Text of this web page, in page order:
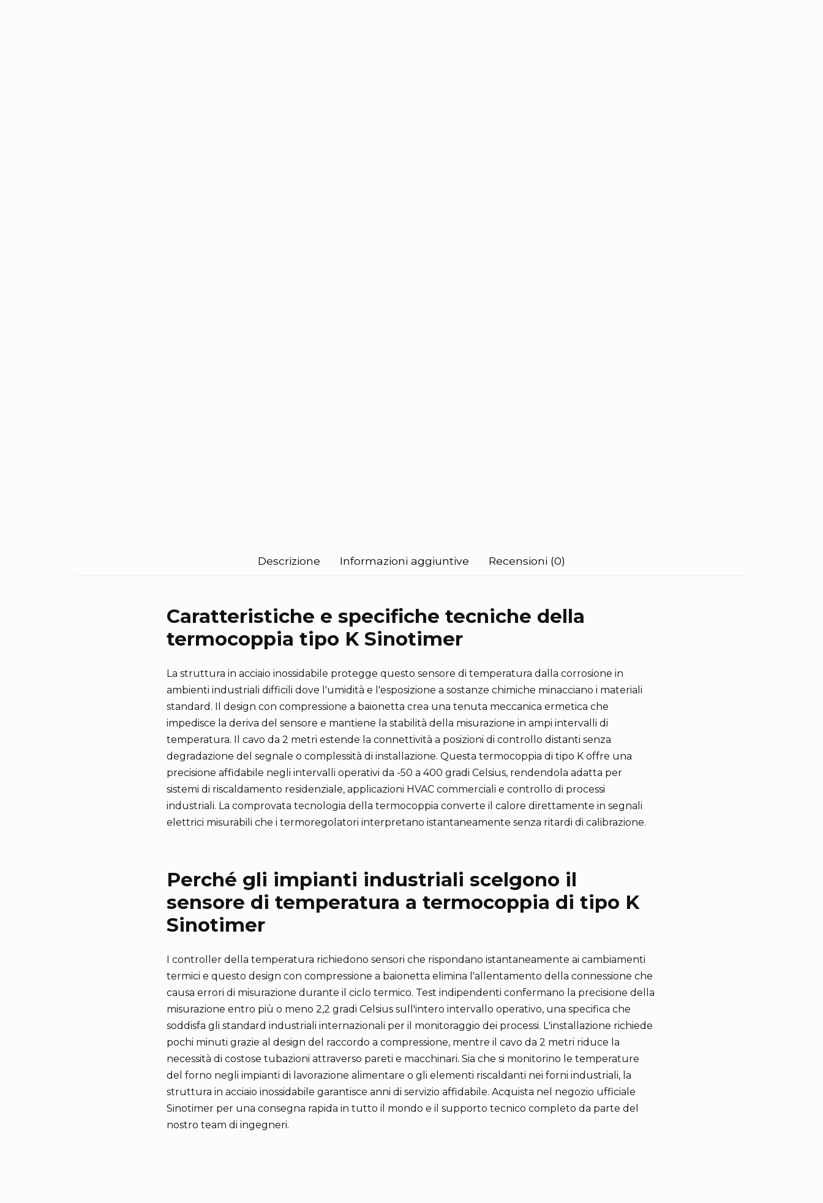
Descrizione Informazioni aggiuntive Recensioni (0)
Caratteristiche e specifiche tecniche della
termocoppia tipo K Sinotimer
La struttura in acciaio inossidabile protegge questo sensore di temperatura dalla corrosione in
ambienti industriali difficili dove l'umidità e l'esposizione a sostanze chimiche minacciano i materiali
standard. Il design con compressione a baionetta crea una tenuta meccanica ermetica che
impedisce la deriva del sensore e mantiene la stabilità della misurazione in ampi intervalli di
temperatura. Il cavo da 2 metri estende la connettività a posizioni di controllo distanti senza
degradazione del segnale o complessità di installazione. Questa termocoppia di tipo K offre una
precisione affidabile negli intervalli operativi da -50 a 400 gradi Celsius, rendendola adatta per
sistemi di riscaldamento residenziale, applicazioni HVAC commerciali e controllo di processi
industriali. La comprovata tecnologia della termocoppia converte il calore direttamente in segnali
elettrici misurabili che i termoregolatori interpretano istantaneamente senza ritardi di calibrazione.
Perché gli impianti industriali scelgono il
sensore di temperatura a termocoppia di tipo K
Sinotimer
I controller della temperatura richiedono sensori che rispondano istantaneamente ai cambiamenti
termici e questo design con compressione a baionetta elimina l'allentamento della connessione che
causa errori di misurazione durante il ciclo termico. Test indipendenti confermano la precisione della
misurazione entro più o meno 2,2 gradi Celsius sull'intero intervallo operativo, una specifica che
soddisfa gli standard industriali internazionali per il monitoraggio dei processi. L'installazione richiede
pochi minuti grazie al design del raccordo a compressione, mentre il cavo da 2 metri riduce la
necessità di costose tubazioni attraverso pareti e macchinari. Sia che si monitorino le temperature
del forno negli impianti di lavorazione alimentare o gli elementi riscaldanti nei forni industriali, la
struttura in acciaio inossidabile garantisce anni di servizio affidabile. Acquista nel negozio ufficiale
Sinotimer per una consegna rapida in tutto il mondo e il supporto tecnico completo da parte del
nostro team di ingegneri.